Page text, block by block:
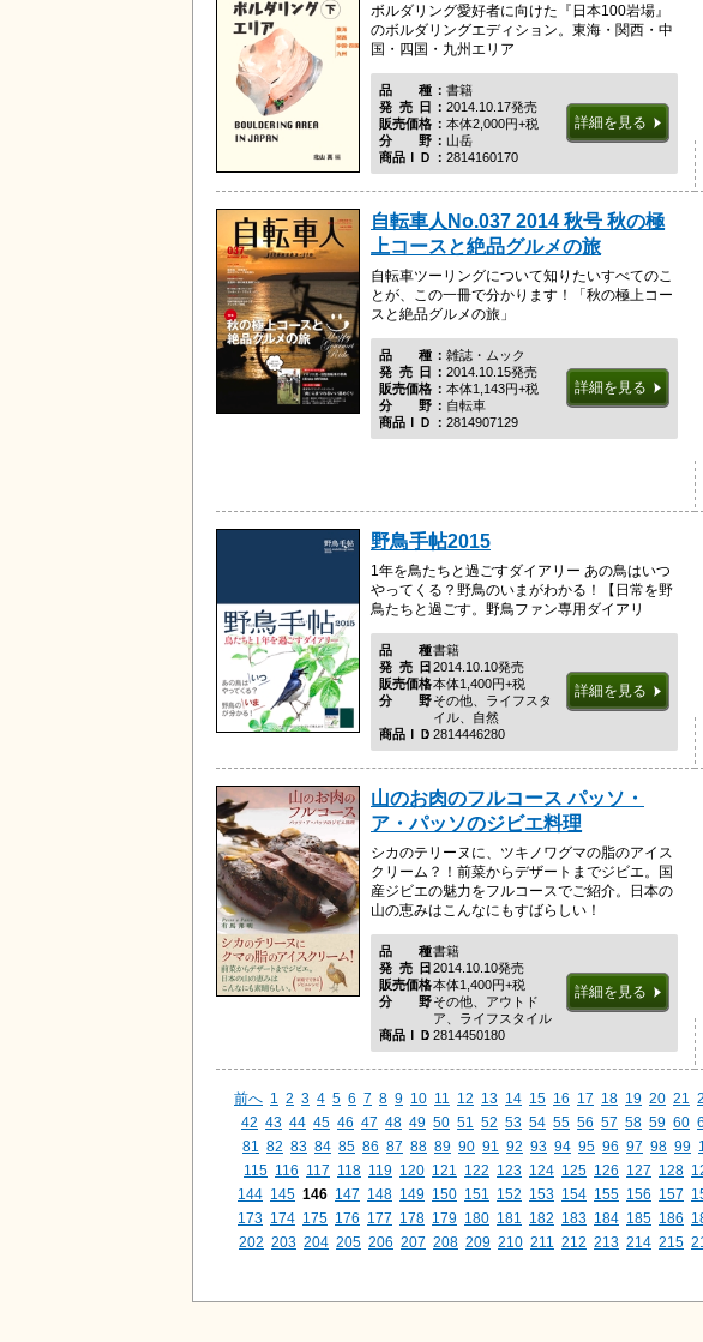
ボルダリング愛好者に向けた『日本100岩場』
のボルダリングエディション。東海・関西・中
国・四国・九州エリア
品種書籍
発売日 2014.10.17発売
販売価格
本体2,000円+税
分野山岳
商品ＩＤ
2814160170
詳細を見る
自転車人No.037 2014 秋号 秋の極
上コースと絶品グルメの旅
自転車ツーリングについて知りたいすべてのこ
とが、この一冊で分かります！「秋の極上コー
スと絶品グルメの旅」
品種雑誌・ムック
発売日 2014.10.15発売
販売価格
本体1,143円+税
分野自転車
商品ＩＤ
2814907129
詳細を見る
野鳥手帖2015
1年を鳥たちと過ごすダイアリー あの鳥はいつ
やってくる？野鳥のいまがわかる！【日常を野
鳥たちと過ごす。野鳥ファン専用ダイアリ
品種
書籍
発売日2014.10.10発売
販売価格本体1,400円+税
分野その他、ライフスタ
イル、自然
商品ＩＤ 2814446280
詳細を見る
山のお肉のフルコース パッソ・
ア・パッソのジビエ料理
シカのテリーヌに、ツキノワグマの脂のアイス
クリーム？！前菜からデザートまでジビエ。国
産ジビエの魅力をフルコースでご紹介。日本の
山の恵みはこんなにもすばらしい！
品種
書籍
発売日2014.10.10発売
販売価格本体1,400円+税
分野その他、アウトド
ア、ライフスタイル
商品ＩＤ 2814450180
詳細を見る
前へ 1 2 3 4 5 6 7 8 9 10 11 12 13 14 15 16 17 18 19 20 21
42 43 44 45 46 47 48 49 50 51 52 53 54 55 56 57 58 59 60
81
82 83 84 85 86 87 88 89 90 91 92 93 94 95 96 97 98 99
115 116 117 118 119 120 121 122 123 124 125 126 127 128
144 145 146 147 148 149 150 151 152 153 154 155 156 157
173 174 175 176 177 178 179 180 181 182 183 184 185 186
202 203 204 205 206 207 208 209 210 211 212 213 214 215